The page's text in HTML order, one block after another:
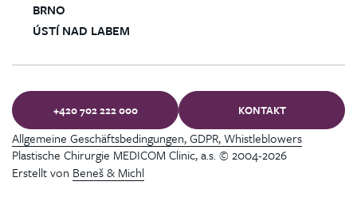
BRNO
ÚSTÍ NAD LABEM
+420 702 222 000 KONTAKT
Plastische Chirurgie MEDICOM Clinic, a.s. © 2004-2026
Allgemeine Geschäftsbedingungen, GDPR, Whistleblowers
Erstellt von Beneš & Michl